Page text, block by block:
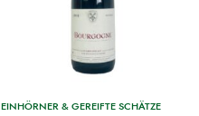
EINHÖRNER & GEREIFTE SCHÄTZE